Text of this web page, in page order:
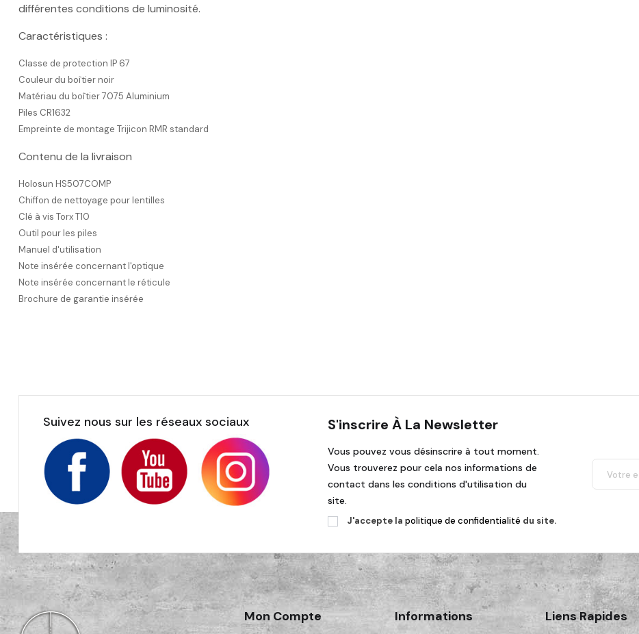
différentes conditions de luminosité.
Caractéristiques :
Classe de protection IP 67
Couleur du boîtier noir
Matériau du boîtier 7075 Aluminium
Piles CR1632
Empreinte de montage Trijicon RMR standard
Contenu de la livraison
Holosun HS507COMP
Chiffon de nettoyage pour lentilles
Clé à vis Torx T10
Outil pour les piles
Manuel d'utilisation
Note insérée concernant l'optique
Note insérée concernant le réticule
Brochure de garantie insérée
Suivez nous sur les réseaux sociaux S'inscrire À La Newsletter
Vous pouvez vous désinscrire à tout moment.
Vous trouverez pour cela nos informations de
contact dans les conditions d'utilisation du
site.
J'accepte la politique de confidentialité du site.
Mon Compte Informations Liens Rapides